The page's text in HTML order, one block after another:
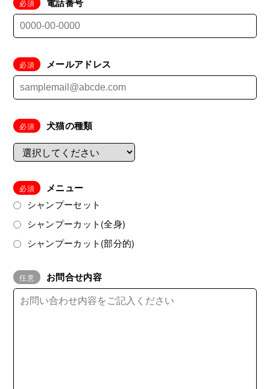
メールアドレス
犬猫の種類
メニュー
シャンプーセット
シャンプーカット(全身)
シャンプーカット(部分的)
お問合せ内容